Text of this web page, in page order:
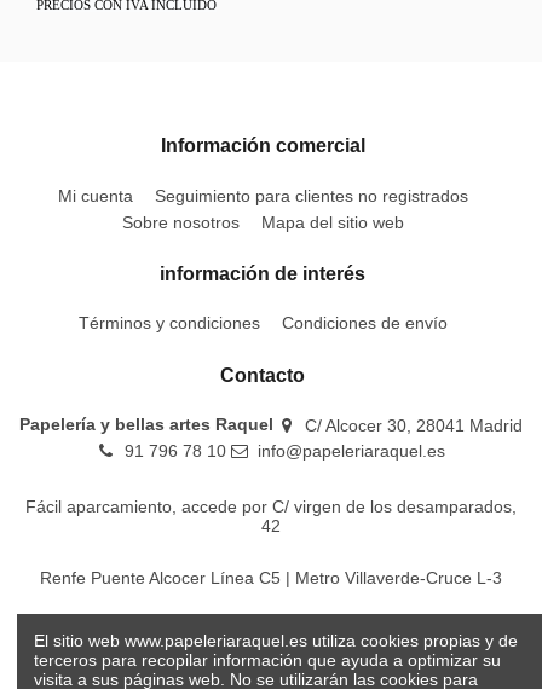
PRECIOS CON IVA INCLUIDO
Información comercial
Mi cuenta
Seguimiento para clientes no registrados
Sobre nosotros
Mapa del sitio web
información de interés
Términos y condiciones Condiciones de envío
Contacto
Papelería y bellas artes Raquel
C/ Alcocer 30, 28041 Madrid
91 796 78 10
info@papeleriaraquel.es
Fácil aparcamiento, accede por C/ virgen de los desamparados,
42
Renfe Puente Alcocer Línea C5 | Metro Villaverde-Cruce L-3
EMT Líneas 18-22-86-116-130-442-448
El sitio web www.papeleriaraquel.es utiliza cookies propias y de
terceros para recopilar información que ayuda a optimizar su
visita a sus páginas web. No se utilizarán las cookies para